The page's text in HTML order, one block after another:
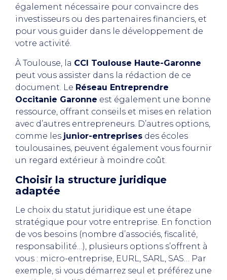
également nécessaire pour convaincre des
investisseurs ou des partenaires financiers, et
pour vous guider dans le développement de
votre activité.
À Toulouse, la CCI Toulouse Haute-Garonne
peut vous assister dans la rédaction de ce
document. Le Réseau Entreprendre
Occitanie Garonne est également une bonne
ressource, offrant conseils et mises en relation
avec d’autres entrepreneurs. D’autres options,
comme les junior-entreprises des écoles
toulousaines, peuvent également vous fournir
un regard extérieur à moindre coût.
Choisir la structure juridique
adaptée
Le choix du statut juridique est une étape
stratégique pour votre entreprise. En fonction
de vos besoins (nombre d’associés, fiscalité,
responsabilité…), plusieurs options s’offrent à
vous : micro-entreprise, EURL, SARL, SAS… Par
exemple, si vous démarrez seul et préférez une